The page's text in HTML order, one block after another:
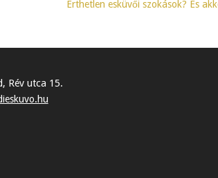
Érthetlen esküvői szokások? És
Rév utca 15.